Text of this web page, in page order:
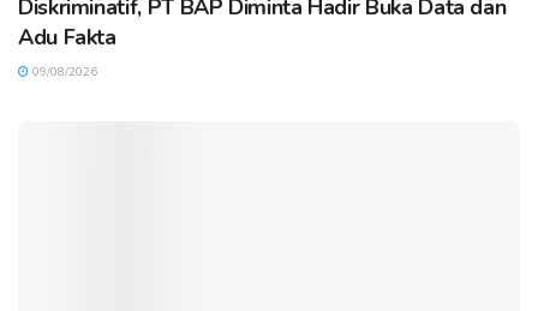
Diskriminatif, PT BAP Diminta Hadir Buka Data dan
Adu Fakta
09/08/2026